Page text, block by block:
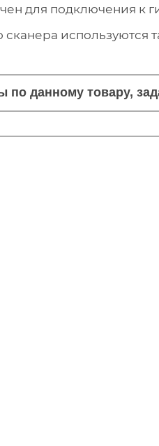
для подключения к
сканера используются
по данному товару,